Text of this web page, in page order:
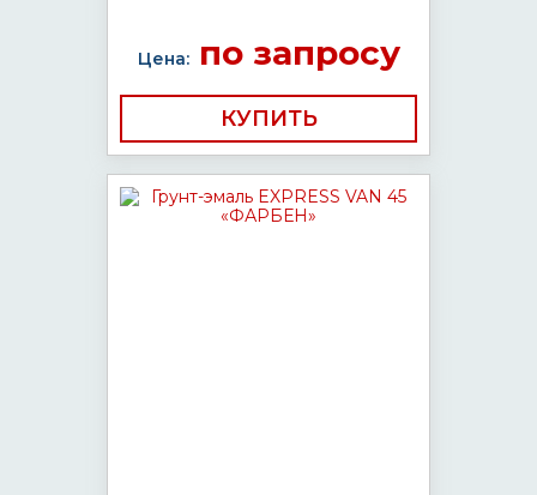
Цена:по запросу
КУПИТЬ